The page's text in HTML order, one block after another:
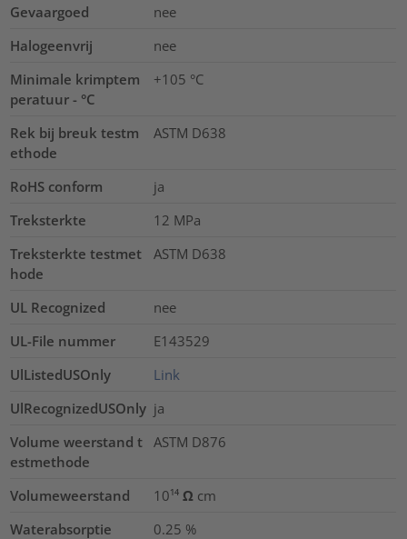
Gevaargoed
nee
Halogeenvrij
nee
Minimale krimptem
peratuur - °C
+105 °C
Rek bij breuk testm
ethode
ASTM D638
RoHS conform
ja
Treksterkte
12 MPa
Treksterkte testmet
hode
ASTM D638
UL Recognized
nee
UL-File nummer
E143529
UlListedUSOnly
Link
UlRecognizedUSOnly ja
Volume weerstand t
estmethode
ASTM D876
Volumeweerstand
10¹⁴ Ω cm
Waterabsorptie
0.25 %